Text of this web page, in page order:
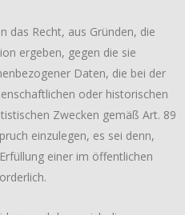
das Recht, aus Gründen, die
ergeben, gegen die sie
Daten, die bei der
oder historischen
Zwecken gemäß Art. 89
einzulegen, es sei denn,
einer im öffentlichen